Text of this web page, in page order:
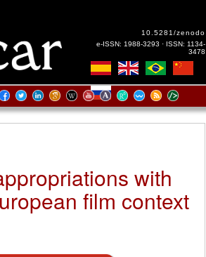
10.5281/zenodo
e-ISSN: 1988-3293 · ISSN: 1134-
3478
with
film context